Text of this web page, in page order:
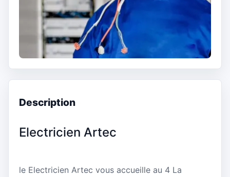
Description
Electricien Artec
le Electricien Artec vous accueille au 4 La